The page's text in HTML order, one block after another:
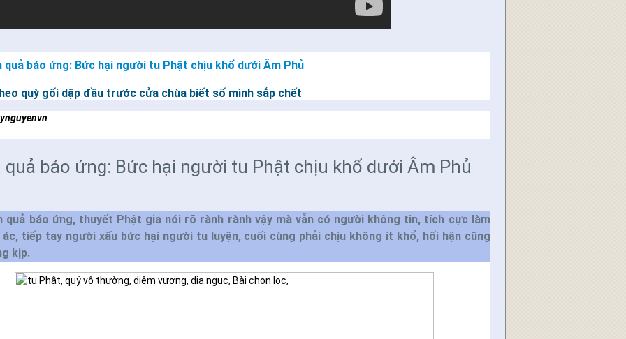
quả báo ứng: Bức hại người tu Phật chịu khổ dưới Âm Phủ
quỳ gối dập đầu trước cửa chùa biết số mình sắp chết
quả báo ứng: Bức hại người tu Phật chịu khổ dưới Âm Phủ
quả báo ứng, thuyết Phật gia nói rõ rành rành vậy mà vẫn có người không tin, tích cực làm
tiếp tay người xấu bức hại người tu luyện, cuối cùng phải chịu không ít khổ, hối hận cũng
kịp.